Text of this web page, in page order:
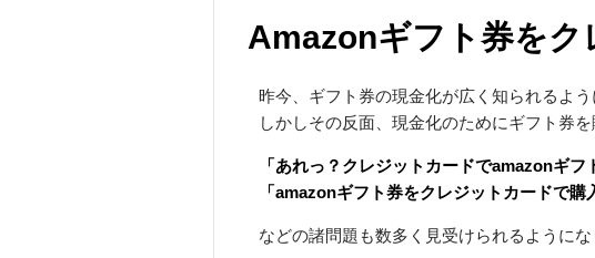
Amazonギフト券をク
昨今、ギフト券の現金化が広く知られるよう
しかしその反面、現金化のためにギフト券
「あれっ？クレジットカードでamazonギ
「amazonギフト券をクレジットカードで購
などの諸問題も数多く見受けられるようにな